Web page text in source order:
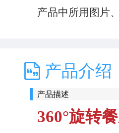
产品中所用图片
产品介绍
产品描述
360°旋转